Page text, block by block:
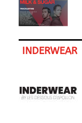
INDERWEAR